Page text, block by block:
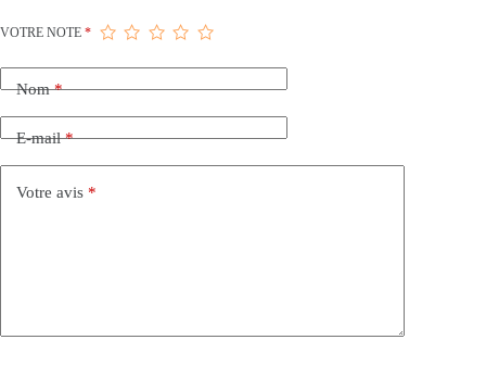
VOTRE NOTE *
Nom*
E-mail*
Votre avis *